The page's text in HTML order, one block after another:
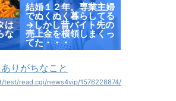
は
な
結婚１２年。専業主婦
でぬくぬく暮らしてる
→しかし昔バイト先の
売上金を横領しまくっ
てた・・・
りがちなこと
test/read.cgi/news4vip/1576228874/